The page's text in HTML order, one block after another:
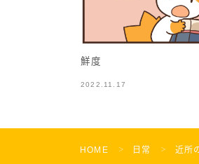
鮮度
2022.11.17
HOME ＞ 日常 ＞ 近所